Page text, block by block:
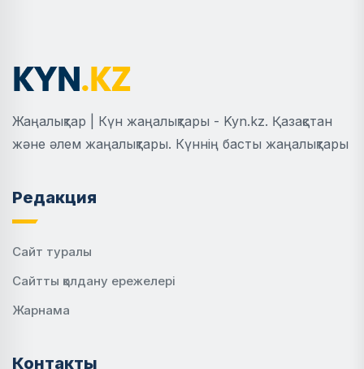
Жаңалықтар | Күн жаңалықтары - Kyn.kz. Қазақстан
және әлем жаңалықтары. Күннің басты жаңалықтары
Редакция
Сайт туралы
Сайтты қолдану ережелері
Жарнама
Контакты